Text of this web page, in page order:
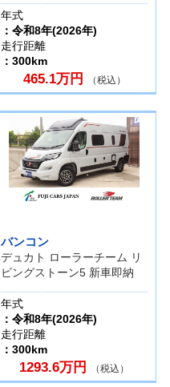
年式
：令和8年(2026年)
走行距離
：300km
465.1万円 （税込）
バンコン
デュカト ローラーチーム リ
ビングストーン5 新車即納
年式
：令和8年(2026年)
走行距離
：300km
1293.6万円 （税込）